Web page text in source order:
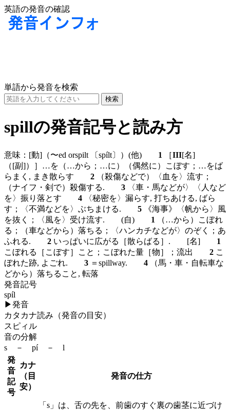
英語の発音の確認
単語から発音を検索
spillの発音記号と読み方
意味： [動] （〜ed orspilt 〔spílt〕 ） (他) 1 ［III[名]
（[副]）］…を（…から；…に）（偶然に）こぼす；…をば
らまく, まき散らす 2 （殺傷などで）〈血を〉流す；
（ナイフ・剣で）殺傷する. 3 〈車・馬などが〉〈人など
を〉振り落とす 4 〈秘密を〉漏らす, 打ちあける, ばら
す；〈不満などを〉ぶちまける. 5 《海事》〈帆から〉風
を抜く；〈風を〉受け流す. (自) 1
（…から）こぼれ
る；（車などから）落ちる；〈ハンカチなどが〉のぞく；あ
ふれる. 2 いっぱいに広がる［散らばる］. [名]
1
こぼれる［こぼす］こと；こぼれた量［物］；流出 2 こ
ぼれた跡, よごれ. 3 ＝spillway. 4 （馬・車・自転車な
どから）落ちること, 転落
発音記号
spíl
▶発音
カタカナ読み（発音の目安）
スピィル
音の分解
s － pí － l
発
音
記
号
カナ
（目
安）
発音の仕方
「s」は、舌の先を、前歯のすぐ裏の歯茎に近づけ